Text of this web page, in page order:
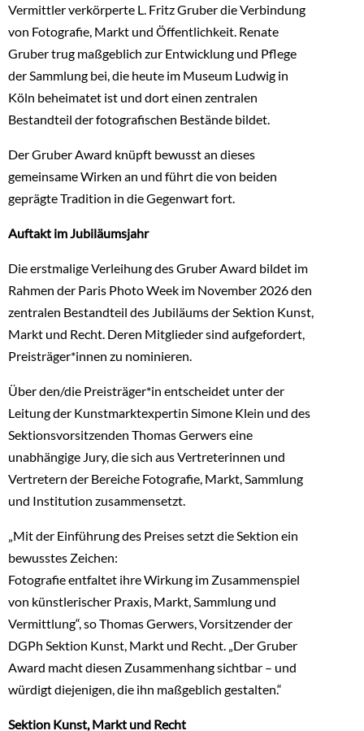
Vermittler verkörperte L. Fritz Gruber die Verbindung
von Fotografie, Markt und Öffentlichkeit. Renate
Gruber trug maßgeblich zur Entwicklung und Pflege
der Sammlung bei, die heute im Museum Ludwig in
Köln beheimatet ist und dort einen zentralen
Bestandteil der fotografischen Bestände bildet.
Der Gruber Award knüpft bewusst an dieses
gemeinsame Wirken an und führt die von beiden
geprägte Tradition in die Gegenwart fort.
Auftakt im Jubiläumsjahr
Die erstmalige Verleihung des Gruber Award bildet im
Rahmen der Paris Photo Week im November 2026 den
zentralen Bestandteil des Jubiläums der Sektion Kunst,
Markt und Recht. Deren Mitglieder sind aufgefordert,
Preisträger*innen zu nominieren.
Über den/die Preisträger*in entscheidet unter der
Leitung der Kunstmarktexpertin Simone Klein und des
Sektionsvorsitzenden Thomas Gerwers eine
unabhängige Jury, die sich aus Vertreterinnen und
Vertretern der Bereiche Fotografie, Markt, Sammlung
und Institution zusammensetzt.
„Mit der Einführung des Preises setzt die Sektion ein
bewusstes Zeichen:
Fotografie entfaltet ihre Wirkung im Zusammenspiel
von künstlerischer Praxis, Markt, Sammlung und
Vermittlung“, so Thomas Gerwers, Vorsitzender der
DGPh Sektion Kunst, Markt und Recht. „Der Gruber
Award macht diesen Zusammenhang sichtbar – und
würdigt diejenigen, die ihn maßgeblich gestalten.“
Sektion Kunst, Markt und Recht